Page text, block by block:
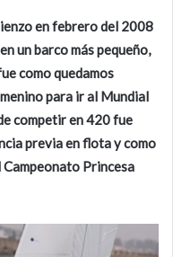
en febrero del 2008
un barco más pequeño,
como quedamos
para ir al Mundial
competir en 420 fue
previa en flota y como
Princesa